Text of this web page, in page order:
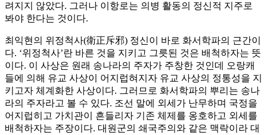
려지지 않았다. 그러나 이항로는 의병 활동의 정신적 지주로
봐야 한다는 것이다.
최익현의 위정척사(衛正斥邪) 정신이 바로 화서학파의 근간이
다. ‘위정척사’란 바른 것을 지키고 그릇된 것은 배척하자는 뜻
이다. 이 사상은 원래 송나라의 주자가 주창한 것인데 오랑캐
들에 의해 유교 사상이 어지럽혀지자 유교 사상의 정통성을 지
키고자 체계화한 사상이다. 그러므로 화서학파의 뿌리는 송나
라의 주자라고 볼 수 있다. 조선 말에 외세가 난무하며 국정을
어지럽히고 가치관이 흔들리자 기존 체제를 옹호하고 외세를
배척하자는 주장이다. 대원군의 쇄국주의와 같은 맥락이라 대